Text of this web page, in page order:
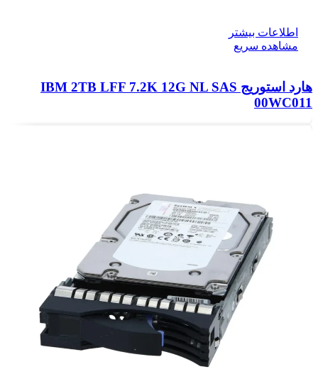
اطلاعات بیشتر
مشاهده سریع
هارد استوریج IBM 2TB LFF 7.2K 12G NL SAS
00WC011